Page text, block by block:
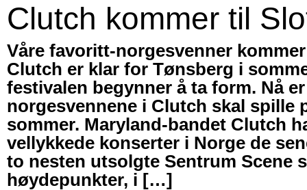
Clutch kommer til
Våre favoritt-norgesvenner
Clutch er klar for Tønsberg i
festivalen begynner å ta form. Nå
norgesvennene i Clutch skal spille
sommer. Maryland-bandet Clutch
vellykkede konserter i Norge de
to nesten utsolgte Sentrum Scene
høydepunkter, i […]